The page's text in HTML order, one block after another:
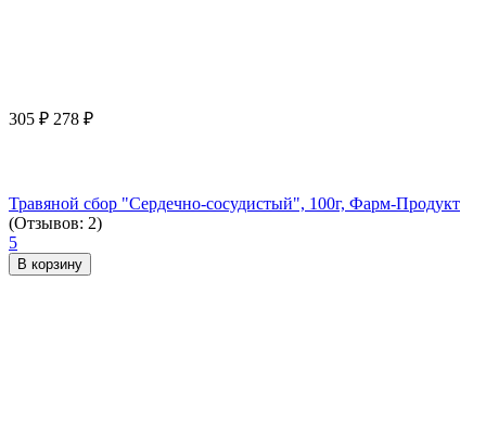
305 ₽ 278 ₽
Травяной сбор "Сердечно-сосудистый", 100г, Фарм-Продукт
(Отзывов: 2)
5
В корзину